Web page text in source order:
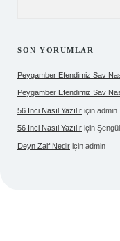
SON YORUMLAR
Peygamber Efendimiz Sav
Peygamber Efendimiz Sav
56 Inci Nasıl Yazılır için admin
56 Inci Nasıl Yazılır için Şengül
Deyn Zaif Nedir için admin